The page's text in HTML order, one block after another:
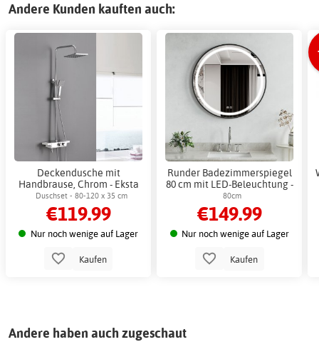
Andere Kunden kauften auch:
Deckendusche mit
Handbrause, Chrom - Eksta
Duschset - 80-120 x 35 cm
€119.99
Nur noch wenige auf Lager
Kaufen
Runder Badezimmerspiegel
80 cm mit LED-Beleuchtung -
Zenit
80cm
€149.99
Nur noch wenige auf Lager
Kaufen
Andere haben auch zugeschaut